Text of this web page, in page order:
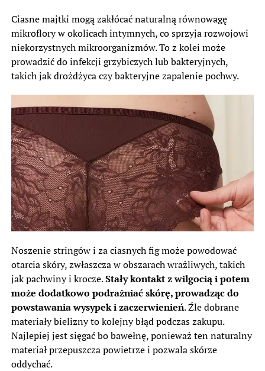
Ciasne majtki mogą zakłócać naturalną równowagę
mikroflory w okolicach intymnych, co sprzyja rozwojowi
niekorzystnych mikroorganizmów. To z kolei może
prowadzić do infekcji grzybiczych lub bakteryjnych,
takich jak drożdżyca czy bakteryjne zapalenie pochwy.
Noszenie stringów i za ciasnych fig może powodować
otarcia skóry, zwłaszcza w obszarach wrażliwych, takich
jak pachwiny i krocze.Stały kontakt z wilgocią i potem
może dodatkowo podrażniać skórę, prowadząc do
powstawania wysypek i zaczerwienień. Źle dobrane
materiały bielizny to kolejny błąd podczas zakupu.
Najlepiej jest sięgać bo bawełnę, ponieważ ten naturalny
materiał przepuszcza powietrze i pozwala skórze
oddychać.